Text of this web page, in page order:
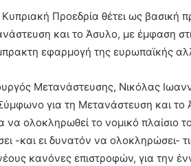
Κυπριακή Προεδρία θέτει ως βασική
και το Άσυλο, με έμφαση
εφαρμογή της ευρωπαϊκής
Μετανάστευσης, Νικόλας
για τη Μετανάστευση και το
ολοκληρωθεί το νομικό πλαίσιο
-και ει δυνατόν να ολοκληρώσει-
κανόνες επιστροφών, για την